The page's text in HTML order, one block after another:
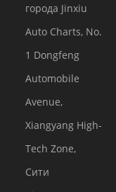
города Jinxiu
Auto Charts, No.
1 Dongfeng
Automobile
Avenue,
Xiangyang High-
Tech Zone,
Сити